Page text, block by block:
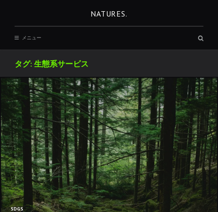
移
NATURES.
メニュー
ス
タグ: 生態系サービス
SDGS